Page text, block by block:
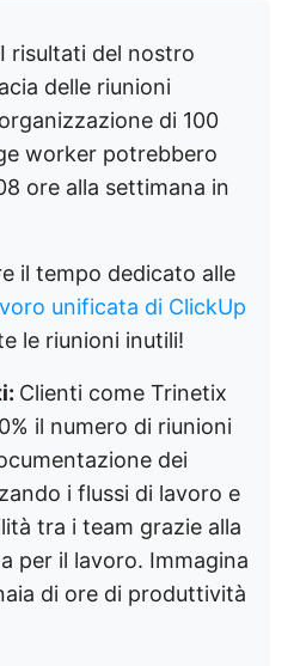
I risultati del nostro
delle riunioni
di 100
worker potrebbero
ore alla settimana in
il tempo dedicato alle
unificata di ClickUp
le riunioni inutili!
Clienti come Trinetix
il numero di riunioni
dei
i flussi di lavoro e
tra i team grazie alla
per il lavoro. Immagina
di ore di produttività